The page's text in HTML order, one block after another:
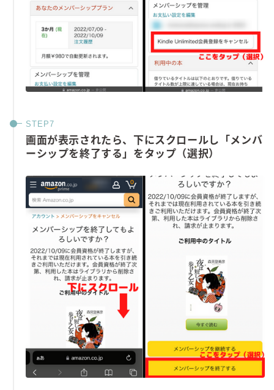
画面が表示されたら、下にスクロールし「メンバ
ーシップを終了する」をタップ（選択）